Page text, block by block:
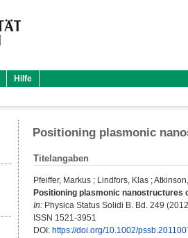
Hilfe
Positioning plasmonic
Titelangaben
Pfeiffer, Markus ; Lindfors, Klas ;
Positioning plasmonic nanostructures
In: Physica Status Solidi B. Bd. 249
ISSN 1521-3951
DOI: https://doi.org/10.1002/